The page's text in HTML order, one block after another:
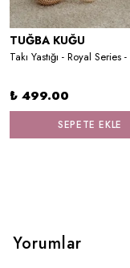
TUĞBA KUĞU
₺ 499.00
SEPETE EKLE
Yorumlar